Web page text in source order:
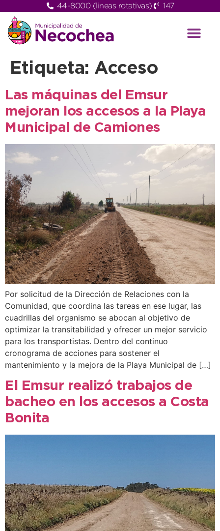
44-8000 (lineas rotativas) 147
Etiqueta: Acceso
Las máquinas del Emsur
mejoran los accesos a la Playa
Municipal de Camiones
Por solicitud de la Dirección de Relaciones con la
Comunidad, que coordina las tareas en ese lugar, las
cuadrillas del organismo se abocan al objetivo de
optimizar la transitabilidad y ofrecer un mejor servicio
para los transportistas. Dentro del continuo
cronograma de acciones para sostener el
mantenimiento y la mejora de la Playa Municipal de […]
El Emsur realizó trabajos de
bacheo en los accesos a Costa
Bonita